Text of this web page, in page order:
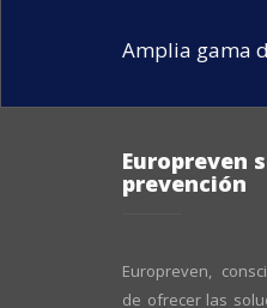
Amplia gama
Europreven
prevención
Europreven,
de ofrecer las